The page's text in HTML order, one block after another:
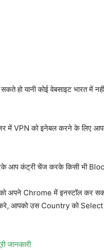
यानी कोई वेबसाइट भारत में
में VPN को इनेबल करने के लिए
आप कंट्री चेंज करके किसी भी
अपने Chrome में इनस्टॉल कर
उस Country को Select